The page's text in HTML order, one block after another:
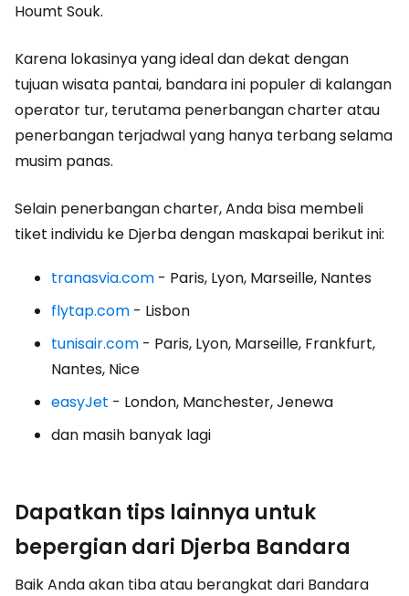
Houmt Souk.
Karena lokasinya yang ideal dan dekat dengan
tujuan wisata pantai, bandara ini populer di kalangan
operator tur, terutama penerbangan charter atau
penerbangan terjadwal yang hanya terbang selama
musim panas.
Selain penerbangan charter, Anda bisa membeli
tiket individu ke Djerba dengan maskapai berikut ini:
tranasvia.com - Paris, Lyon, Marseille, Nantes
flytap.com - Lisbon
tunisair.com - Paris, Lyon, Marseille, Frankfurt,
Nantes, Nice
easyJet - London, Manchester, Jenewa
dan masih banyak lagi
Dapatkan tips lainnya untuk
bepergian dari Djerba Bandara
Baik Anda akan tiba atau berangkat dari Bandara